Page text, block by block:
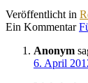
Veröffentlicht in
Ein Kommentar
Anonym
6. April